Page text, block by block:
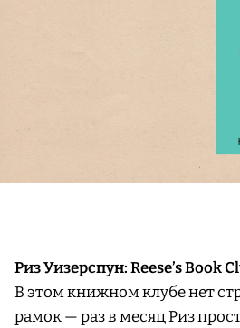
Риз Уизерспун: Reese’s Book
В этом книжном клубе нет
рамок — раз в месяц Риз